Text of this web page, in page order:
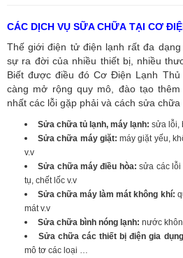
CÁC DỊCH VỤ SỮA CHỮA TẠI CƠ
Thế giới điện tử điện lạnh rất đa
sự ra đời của nhiều thiết bị, nhiều
Biết được điều đó Cơ Điện Lạnh
càng mở rộng quy mô, đào tạo
nhất các lỗi gặp phải và cách sửa chữa
Sửa chữa tủ lạnh, máy lạnh: sửa lỗi,
Sửa chữa máy giặt:máy giặt yếu,
v.v
Sửa chữa máy điều hòa: sửa các lỗi
tụ, chết lốc v.v
Sửa chữa máy làm mát không khí:
mát v.v
Sửa chữa bình nóng lạnh: nước
Sửa chữa các thiết bị điện gia
mô tơ các loại …